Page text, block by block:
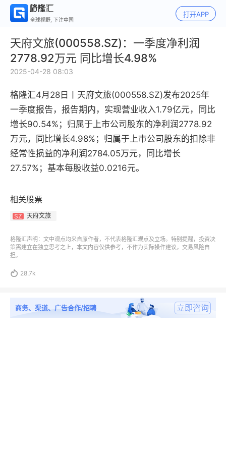
全球视野, 下注中国
打开APP
天府文旅(000558.SZ)：一季度净利润
2778.92万元 同比增长4.98%
2025-04-28 08:03
格隆汇4月28日丨 天府文旅(000558.SZ)发布2025年
一季度报告，报告期内，实现营业收入1.79亿元，同比
增长90.54%；归属于上市公司股东的净利润2778.92
万元，同比增长4.98%；归属于上市公司股东的扣除非
经常性损益的净利润2784.05万元，同比增长
27.57%；基本每股收益0.0216元。
相关股票
SZ 天府文旅
格隆汇声明：文中观点均来自原作者，不代表格隆汇观点及立场。特别提醒，投资决
策需建立在独立思考之上，本文内容仅供参考，不作为实际操作建议，交易风险自
担。
 28.7k
商务、渠道、广告合作/招聘 立即咨询